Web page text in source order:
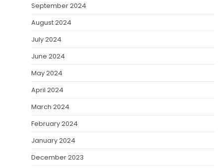
September 2024
August 2024
July 2024
June 2024
May 2024
April 2024
March 2024
February 2024
January 2024
December 2023